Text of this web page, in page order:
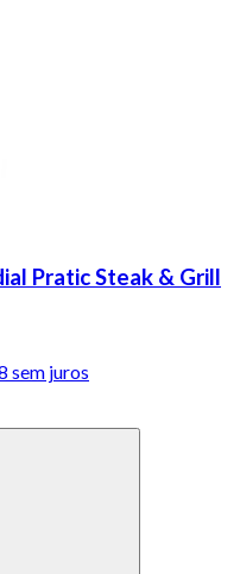
Pratic Steak & Grill
sem juros